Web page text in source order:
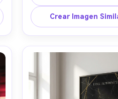
manchada, paleta negro
con acento verde
pesado, rayas
pegamento, reflejos
lluviosos, fotografiado
cinemático --ar
Crear Imagen